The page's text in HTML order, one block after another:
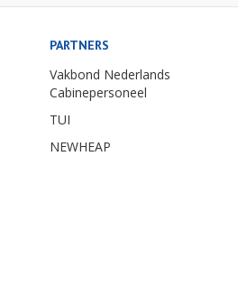
PARTNERS
Vakbond Nederlands
Cabinepersoneel
TUI
NEWHEAP